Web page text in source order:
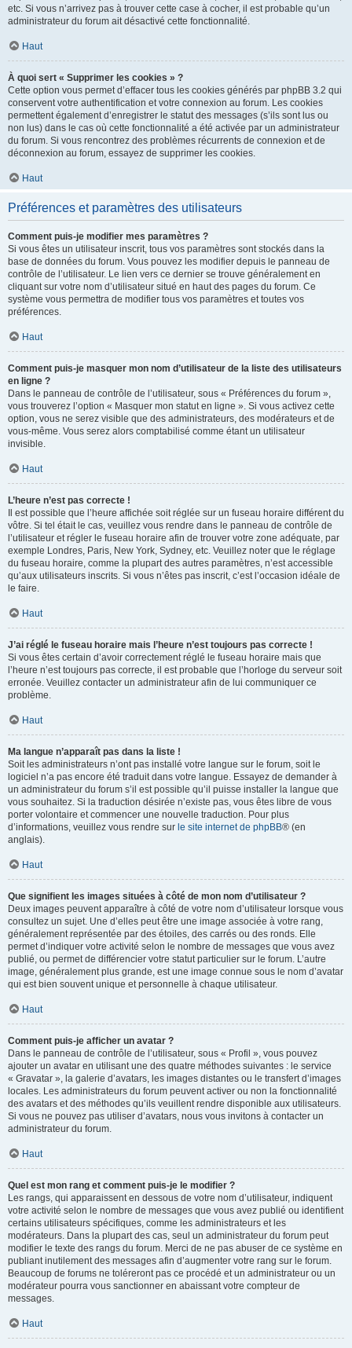
etc. Si vous n’arrivez pas à trouver cette case à cocher, il est probable qu’un
administrateur du forum ait désactivé cette fonctionnalité.
Haut
À quoi sert « Supprimer les cookies » ?
Cette option vous permet d’effacer tous les cookies générés par phpBB 3.2 qui
conservent votre authentification et votre connexion au forum. Les cookies
permettent également d’enregistrer le statut des messages (s’ils sont lus ou
non lus) dans le cas où cette fonctionnalité a été activée par un administrateur
du forum. Si vous rencontrez des problèmes récurrents de connexion et de
déconnexion au forum, essayez de supprimer les cookies.
Haut
Préférences et paramètres des utilisateurs
Comment puis-je modifier mes paramètres ?
Si vous êtes un utilisateur inscrit, tous vos paramètres sont stockés dans la
base de données du forum. Vous pouvez les modifier depuis le panneau de
contrôle de l’utilisateur. Le lien vers ce dernier se trouve généralement en
cliquant sur votre nom d’utilisateur situé en haut des pages du forum. Ce
système vous permettra de modifier tous vos paramètres et toutes vos
préférences.
Haut
Comment puis-je masquer mon nom d’utilisateur de la liste des utilisateurs
en ligne ?
Dans le panneau de contrôle de l’utilisateur, sous « Préférences du forum »,
vous trouverez l’option « Masquer mon statut en ligne ». Si vous activez cette
option, vous ne serez visible que des administrateurs, des modérateurs et de
vous-même. Vous serez alors comptabilisé comme étant un utilisateur
invisible.
Haut
L’heure n’est pas correcte !
Il est possible que l’heure affichée soit réglée sur un fuseau horaire différent du
vôtre. Si tel était le cas, veuillez vous rendre dans le panneau de contrôle de
l’utilisateur et régler le fuseau horaire afin de trouver votre zone adéquate, par
exemple Londres, Paris, New York, Sydney, etc. Veuillez noter que le réglage
du fuseau horaire, comme la plupart des autres paramètres, n’est accessible
qu’aux utilisateurs inscrits. Si vous n’êtes pas inscrit, c’est l’occasion idéale de
le faire.
Haut
J’ai réglé le fuseau horaire mais l’heure n’est toujours pas correcte !
Si vous êtes certain d’avoir correctement réglé le fuseau horaire mais que
l’heure n’est toujours pas correcte, il est probable que l’horloge du serveur soit
erronée. Veuillez contacter un administrateur afin de lui communiquer ce
problème.
Haut
Ma langue n’apparaît pas dans la liste !
Soit les administrateurs n’ont pas installé votre langue sur le forum, soit le
logiciel n’a pas encore été traduit dans votre langue. Essayez de demander à
un administrateur du forum s’il est possible qu’il puisse installer la langue que
vous souhaitez. Si la traduction désirée n’existe pas, vous êtes libre de vous
porter volontaire et commencer une nouvelle traduction. Pour plus
d’informations, veuillez vous rendre sur le site internet de phpBB® (en
anglais).
Haut
Que signifient les images situées à côté de mon nom d’utilisateur ?
Deux images peuvent apparaître à côté de votre nom d’utilisateur lorsque vous
consultez un sujet. Une d’elles peut être une image associée à votre rang,
généralement représentée par des étoiles, des carrés ou des ronds. Elle
permet d’indiquer votre activité selon le nombre de messages que vous avez
publié, ou permet de différencier votre statut particulier sur le forum. L’autre
image, généralement plus grande, est une image connue sous le nom d’avatar
qui est bien souvent unique et personnelle à chaque utilisateur.
Haut
Comment puis-je afficher un avatar ?
Dans le panneau de contrôle de l’utilisateur, sous « Profil », vous pouvez
ajouter un avatar en utilisant une des quatre méthodes suivantes : le service
« Gravatar », la galerie d’avatars, les images distantes ou le transfert d’images
locales. Les administrateurs du forum peuvent activer ou non la fonctionnalité
des avatars et des méthodes qu’ils veuillent rendre disponible aux utilisateurs.
Si vous ne pouvez pas utiliser d’avatars, nous vous invitons à contacter un
administrateur du forum.
Haut
Quel est mon rang et comment puis-je le modifier ?
Les rangs, qui apparaissent en dessous de votre nom d’utilisateur, indiquent
votre activité selon le nombre de messages que vous avez publié ou identifient
certains utilisateurs spécifiques, comme les administrateurs et les
modérateurs. Dans la plupart des cas, seul un administrateur du forum peut
modifier le texte des rangs du forum. Merci de ne pas abuser de ce système en
publiant inutilement des messages afin d’augmenter votre rang sur le forum.
Beaucoup de forums ne toléreront pas ce procédé et un administrateur ou un
modérateur pourra vous sanctionner en abaissant votre compteur de
messages.
Haut